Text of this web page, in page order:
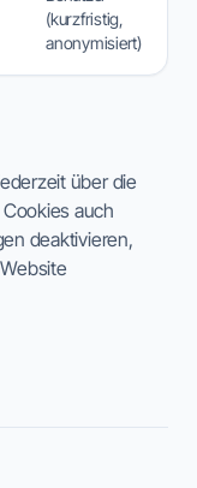
(kurzfristig,
anonymisiert)
über die
auch
deaktivieren,